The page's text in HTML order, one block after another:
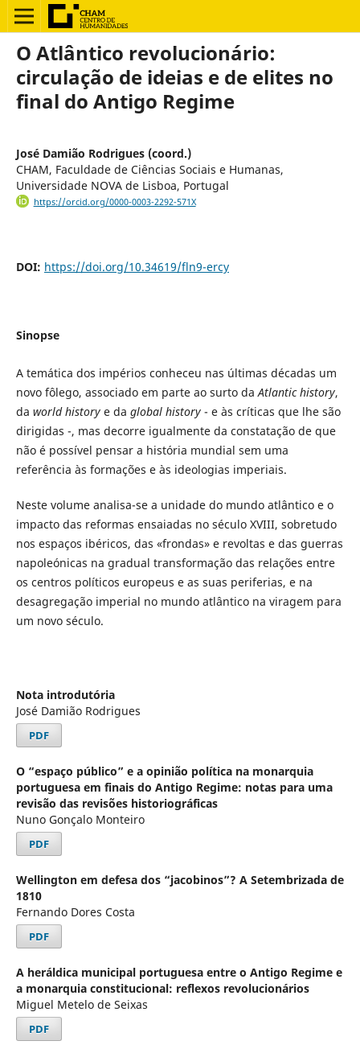
O Atlântico revolucionário:
circulação de ideias e de elites no
final do Antigo Regime
José Damião Rodrigues (coord.)
CHAM, Faculdade de Ciências Sociais e Humanas,
Universidade NOVA de Lisboa, Portugal
https://orcid.org/0000-0003-2292-571X
DOI: https://doi.org/10.34619/fln9-ercy
Sinopse
A temática dos impérios conheceu nas últimas décadas um
novo fôlego, associado em parte ao surto daAtlantic history,
da world historye da global history- e às críticas que lhe são
dirigidas -, mas decorre igualmente da constatação de que
não é possível pensar a história mundial sem uma
referência às formações e às ideologias imperiais.
Neste volume analisa-se a unidade do mundo atlântico e o
impacto das reformas ensaiadas no século XVIII, sobretudo
nos espaços ibéricos, das «frondas» e revoltas e das guerras
napoleónicas na gradual transformação das relações entre
os centros políticos europeus e as suas periferias, e na
desagregação imperial no mundo atlântico na viragem para
um novo século.
Nota introdutória
José Damião Rodrigues
PDF
O “espaço público” e a opinião política na monarquia
portuguesa em finais do Antigo Regime: notas para uma
revisão das revisões historiográficas
Nuno Gonçalo Monteiro
PDF
Wellington em defesa dos “jacobinos”? A Setembrizada de
1810
Fernando Dores Costa
PDF
A heráldica municipal portuguesa entre o Antigo Regime e
a monarquia constitucional: reflexos revolucionários
Miguel Metelo de Seixas
PDF